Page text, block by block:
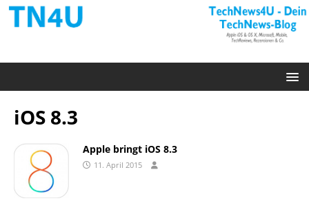
iOS 8.3
Apple bringt iOS 8.3
11. April 2015